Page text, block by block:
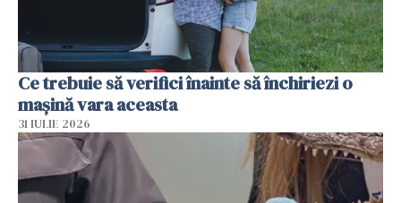
Ce trebuie să verifici înainte să închiriezi o
mașină vara aceasta
31 IULIE 2026